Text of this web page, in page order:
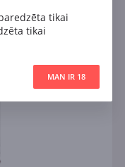
tikai
tikai
MAN IR 18